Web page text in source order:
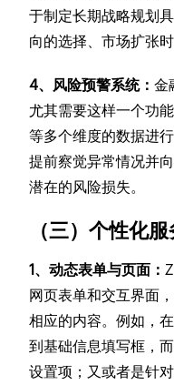
于制定长期战略规划
向的选择、市场扩张时
4、风险预警系统：金
尤其需要这样一个功
等多个维度的数据进
提前察觉异常情况并
潜在的风险损失。
（三）个性化
1、动态表单与页面：
网页表单和交互界面
相应的内容。例如，
到基础信息填写框，
设置项；又或者是针